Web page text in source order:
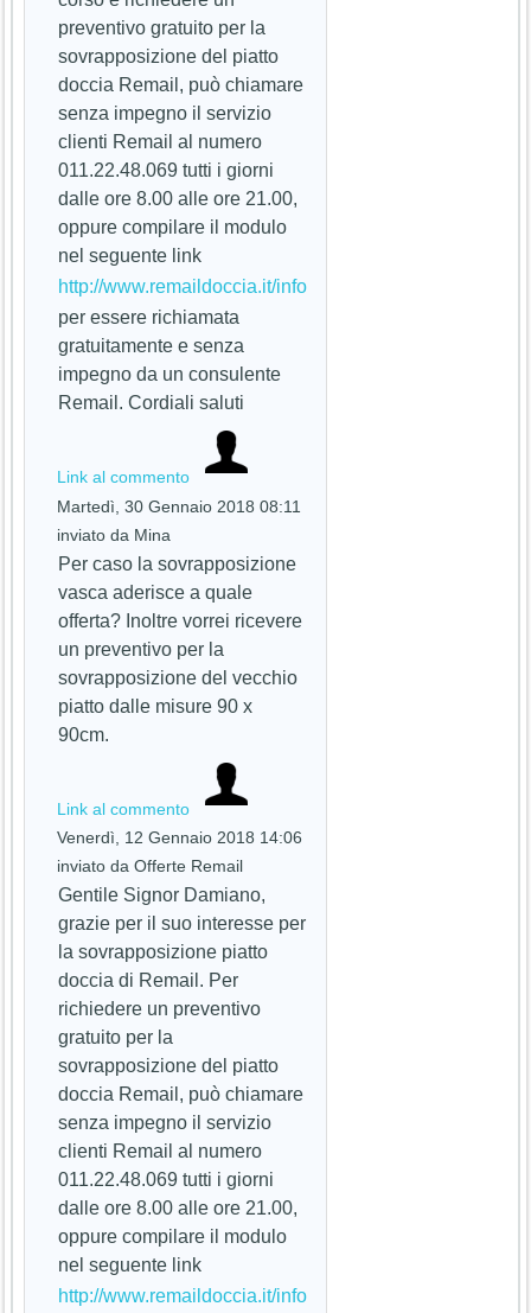
preventivo gratuito per la
sovrapposizione del piatto
doccia Remail, può chiamare
senza impegno il servizio
clienti Remail al numero
011.22.48.069 tutti i giorni
dalle ore 8.00 alle ore 21.00,
oppure compilare il modulo
nel seguente link
http://www.remaildoccia.it/info
per essere richiamata
gratuitamente e senza
impegno da un consulente
Remail. Cordiali saluti
Link al commento
Martedì, 30 Gennaio 2018 08:11
inviato da Mina
Per caso la sovrapposizione
vasca aderisce a quale
offerta? Inoltre vorrei ricevere
un preventivo per la
sovrapposizione del vecchio
piatto dalle misure 90 x
90cm.
Link al commento
Venerdì, 12 Gennaio 2018 14:06
inviato da Offerte Remail
Gentile Signor Damiano,
grazie per il suo interesse per
la sovrapposizione piatto
doccia di Remail. Per
richiedere un preventivo
gratuito per la
sovrapposizione del piatto
doccia Remail, può chiamare
senza impegno il servizio
clienti Remail al numero
011.22.48.069 tutti i giorni
dalle ore 8.00 alle ore 21.00,
oppure compilare il modulo
nel seguente link
http://www.remaildoccia.it/info